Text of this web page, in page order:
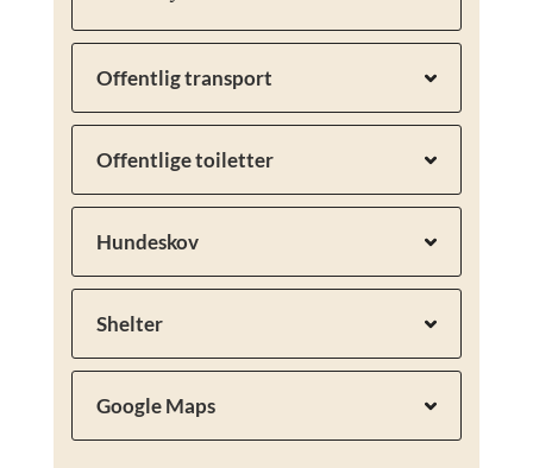
Offentlig transport
Offentlige toiletter
Hundeskov
Shelter
Google Maps